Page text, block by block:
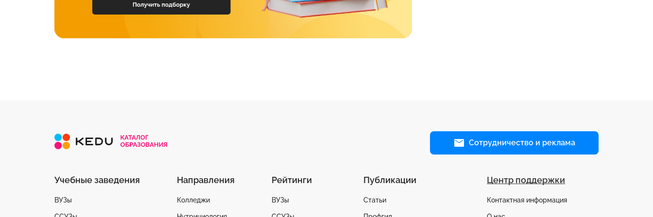
Сотрудничество и реклама
Учебные заведения
ВУЗы
Направления
Колледжи
Рейтинги
ВУЗы
Публикации
Статьи
Центр поддержки
Контактная информация